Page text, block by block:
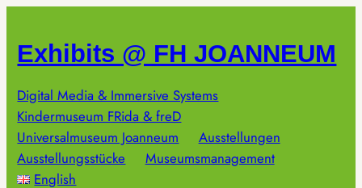
springen
Exhibits @ FH JOANNEUM
Digital Media & Immersive Systems
Kindermuseum FRida & freD
Universalmuseum Joanneum
Ausstellungen
Ausstellungsstücke
Museumsmanagement
English